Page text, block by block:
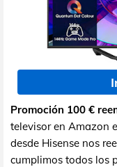
Promoción 100 €
televisor en Amazon
desde Hisense nos
cumplimos todos los